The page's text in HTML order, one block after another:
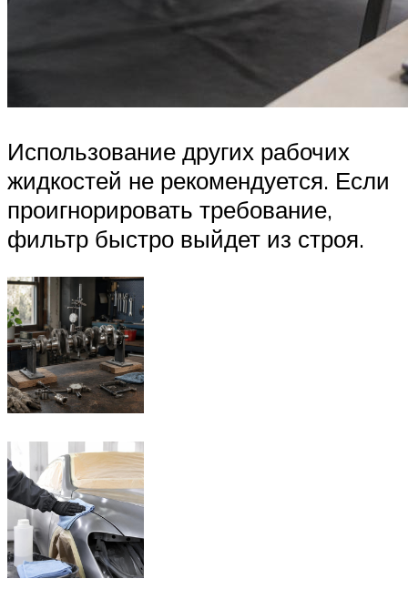
Использование других рабочих
жидкостей не рекомендуется. Если
проигнорировать требование,
фильтр быстро выйдет из строя.